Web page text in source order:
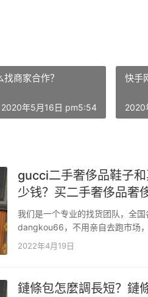
商家合作？
2020年5月16日 pm5:54
快手
2020
gucci二手奢侈品鞋子
少钱？买二手奢侈品奢
我们是一个专业的找货团队，全
dangkou66，不用亲自去跑市场
二手奢侈品包包、鞋子、衣服、
2022年4月19日
鏈條包怎麼調長短？鏈